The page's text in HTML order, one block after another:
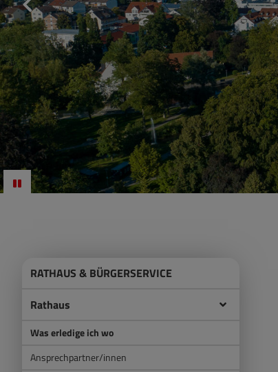
RATHAUS & BÜRGERSERVICE
Rathaus
Was erledige ich wo
Ansprechpartner/innen